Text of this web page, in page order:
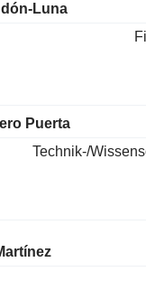
Luna
Puerta
Technik-/
Titel